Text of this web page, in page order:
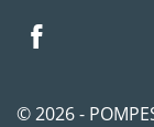
© 2026 -